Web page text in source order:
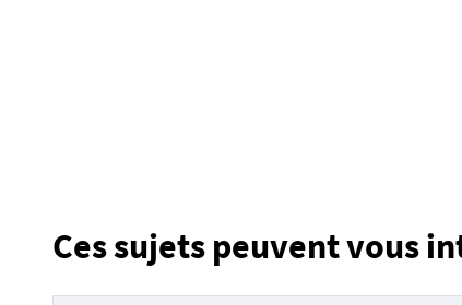
t
/
Ces sujets peuvent vous